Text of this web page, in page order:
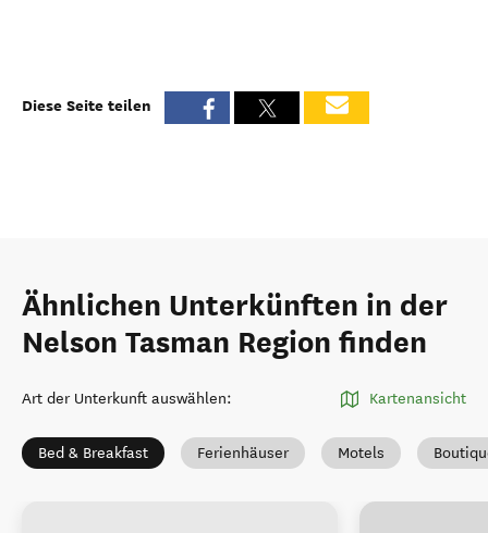
Diese Seite teilen
Ähnlichen Unterkünften in der
Nelson Tasman Region finden
Art der Unterkunft auswählen: Kartenansicht
Bed & Breakfast Ferienhäuser Motels